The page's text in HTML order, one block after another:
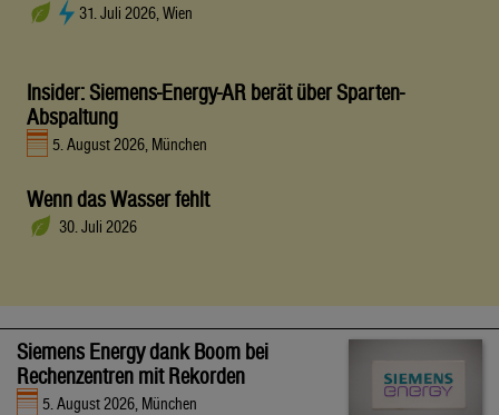
31. Juli 2026, Wien
Insider: Siemens-Energy-AR berät über Sparten-
Abspaltung
5. August 2026, München
Wenn das Wasser fehlt
30. Juli 2026
Siemens Energy dank Boom bei
Rechenzentren mit Rekorden
5. August 2026, München